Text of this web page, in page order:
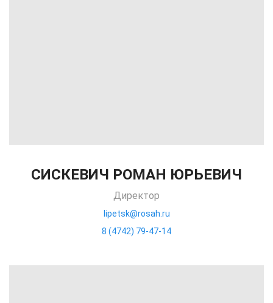
СИСКЕВИЧ РОМАН ЮРЬЕВИЧ
Директор
lipetsk@rosah.ru
8 (4742) 79-47-14